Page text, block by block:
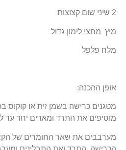
2 שיני שום קצוצות
מיץ מחצי לימון גדול
מלח פלפל
אופן ההכנה:
מטגנים כרישה בשמן זית או קוקוס
מוסיפים את התרד ומאדים יחד עד
מערבבים את שאר החומרים של